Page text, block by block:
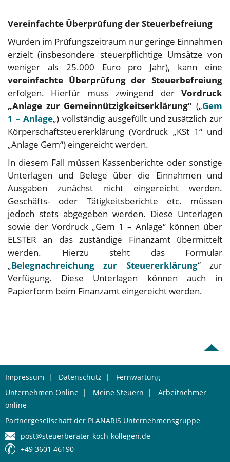
Vereinfachte Überprüfung der Steuerbefreiung
Wurden im Prüfungszeitraum nur geringe Einnahmen
erzielt (insbesondere steuerpflichtige Umsätze von
weniger als 25.000 Euro pro Jahr), kann eine
vereinfachte Überprüfung der Steuerbefreiung
erfolgen. Hierfür muss zwingend der Vordruck
„Anlage zur Gemeinnützigkeitserklärung“ („Gem
1 – Anlage„) vollständig ausgefüllt und zusätzlich zur
Körperschaftsteuererklärung (Vordruck „KSt 1“ und
„Anlage Gem“) eingereicht werden.
In diesem Fall müssen Kassenberichte oder sonstige
Unterlagen und Belege über die Einnahmen und
Ausgaben zunächst nicht eingereicht werden.
Geschäfts- oder Tätigkeitsberichte etc. müssen
jedoch stets abgegeben werden. Diese Unterlagen
sowie der Vordruck „Gem 1 – Anlage“ können über
ELSTER an das zuständige Finanzamt übermittelt
werden. Hierzu steht das Formular
„Belegnachreichung zur Steuererklärung“ zur
Verfügung. Diese Unterlagen können auch in
Papierform beim Finanzamt eingereicht werden.
Impressum | Datenschutz | Fernwartung
Unternehmen Online | Meine Steuern | Arbeitnehmer
online
Partnergesellschaft der PLANARIS Unternehmensgruppe
post@steuerberater-koch-kollegen.de
+49 3601 46190